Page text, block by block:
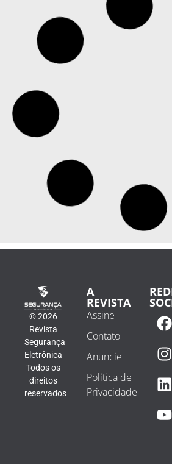
© 2026
Revista
Segurança
Eletrônica
Todos os
direitos
reservados
A
REVISTA
Assine
Contato
Anuncie
Política de
Privacidade